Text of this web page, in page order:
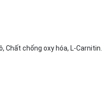
Chất chống oxy hóa, L-Carnitin.